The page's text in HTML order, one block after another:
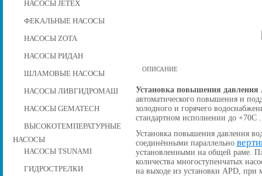
НАСОСЫ JETEX
ФЕКАЛЬНЫЕ НАСОСЫ
НАСОСЫ ZOTA
НАСОСЫ РИДАН
ШЛАМОВЫЕ НАСОСЫ
НАСОСЫ ЛИВГИДРОМАШ
НАСОСЫ GEMATECH
ВЫСОКОТЕМПЕРАТУРНЫЕ
НАСОСЫ
НАСОСЫ TSUNAMI
ГИДРОСТРЕЛКИ
ОПИСАНИЕ
Установка повышения давления
автоматического повышения и
холодного и горячего
стандартном исполнении до +70С .
Установка повышения давления
соединёнными параллельно
установленными на общей раме.
количества многоступенчатых
на выходе из установки APD,